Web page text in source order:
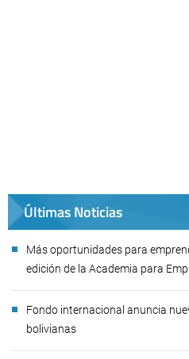
Últimas Noticias
Más oportunidades para
edición de la Academia para
Fondo internacional anuncia
bolivianas